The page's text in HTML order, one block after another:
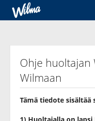
Ohje huoltajan
Wilmaan
Tämä tiedote sisältää